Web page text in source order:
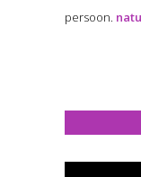
persoon.
Video